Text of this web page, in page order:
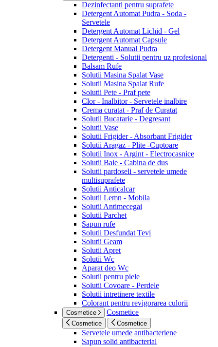
Dezinfectanti pentru suprafete
Detergent Automat Pudra - Soda -
Servetele
Detergent Automat Lichid - Gel
Detergent Automat Capsule
Detergent Manual Pudra
Detergenti - Solutii pentru uz profesional
Balsam Rufe
Solutii Masina Spalat Vase
Solutii Masina Spalat Rufe
Solutii Pete - Praf pete
Clor - Inalbitor - Servetele inalbire
Crema curatat - Praf de Curatat
Solutii Bucatarie - Degresant
Solutii Vase
Solutii Frigider - Absorbant Frigider
Solutii Aragaz - Plite -Cuptoare
Solutii Inox - Argint - Electrocasnice
Solutii Baie - Cabina de dus
Solutii pardoseli - servetele umede
multisuprafete
Solutii Anticalcar
Solutii Lemn - Mobila
Solutii Antimecegai
Solutii Parchet
Sapun rufe
Solutii Desfundat Tevi
Solutii Geam
Solutii Apret
Solutii Wc
Aparat deo Wc
Solutii pentru piele
Solutii Covoare - Perdele
Solutii intretinere textile
Colorant pentru revigorarea culorii
Cosmetice Cosmetice
Cosmetice Cosmetice
Servetele umede antibacteriene
Sapun solid antibacterial